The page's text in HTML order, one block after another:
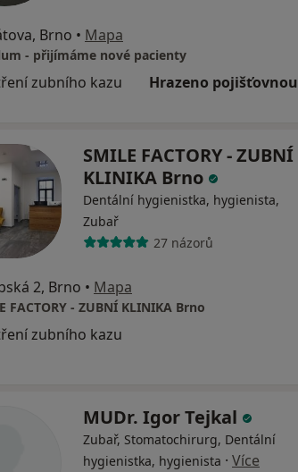
Brno • Mapa
- přijímáme nové pacienty
zubního kazu Hrazeno pojišťovnou
SMILE FACTORY - ZUBNÍ
KLINIKA Brno
Dentální hygienistka, hygienista,
Zubař
27 názorů
2, Brno • Mapa
FACTORY - ZUBNÍ KLINIKA Brno
zubního kazu
MUDr. Igor Tejkal
Zubař, Stomatochirurg, Dentální
hygienistka, hygienista · Více